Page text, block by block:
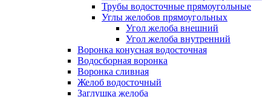
Трубы водосточные прямоугольные
Углы желобов прямоугольных
Угол желоба внешний
Угол желоба внутренний
Воронка конусная водосточная
Водосборная воронка
Воронка сливная
Желоб водосточный
Заглушка желоба